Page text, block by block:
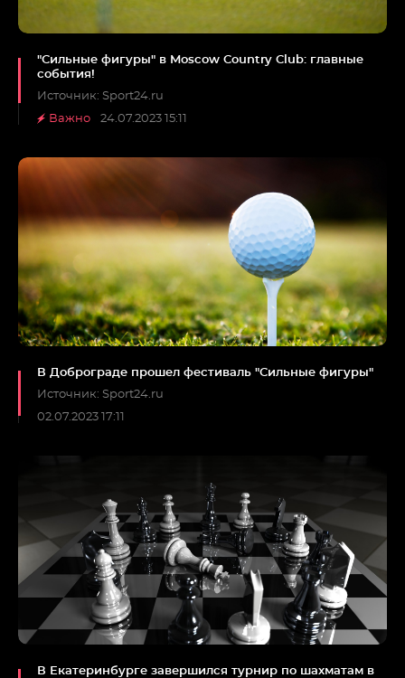
"Сильные фигуры" в Moscow Country Club: главные
события!
Источник: Sport24.ru
Важно
24.07.2023 15:11
В Доброграде прошел фестиваль "Сильные фигуры"
Источник: Sport24.ru
02.07.2023 17:11
В Екатеринбурге завершился турнир по шахматам в